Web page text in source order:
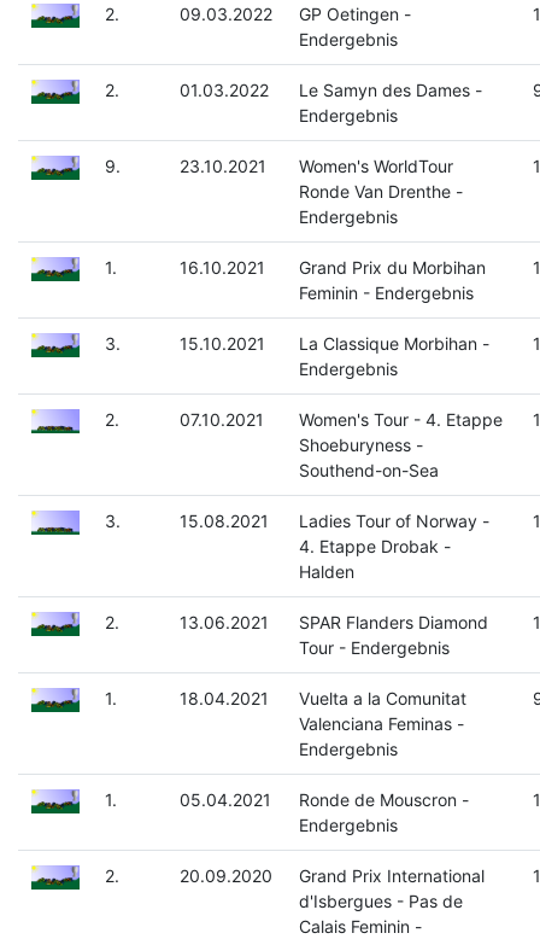
2. 09.03.2022
GP Oetingen -
Endergebnis
2. 01.03.2022
Le Samyn des Dames -
Endergebnis
9. 23.10.2021
Women's WorldTour
Ronde Van Drenthe -
Endergebnis
1. 16.10.2021
Grand Prix du Morbihan
Feminin - Endergebnis
3. 15.10.2021
La Classique Morbihan -
Endergebnis
2. 07.10.2021
Women's Tour - 4. Etappe
Shoeburyness -
Southend-on-Sea
3. 15.08.2021
Ladies Tour of Norway -
4. Etappe Drobak -
Halden
2. 13.06.2021
SPAR Flanders Diamond
Tour - Endergebnis
1. 18.04.2021
Vuelta a la Comunitat
Valenciana Feminas -
Endergebnis
1. 05.04.2021
Ronde de Mouscron -
Endergebnis
2. 20.09.2020
Grand Prix International
d'Isbergues - Pas de
Calais Feminin -